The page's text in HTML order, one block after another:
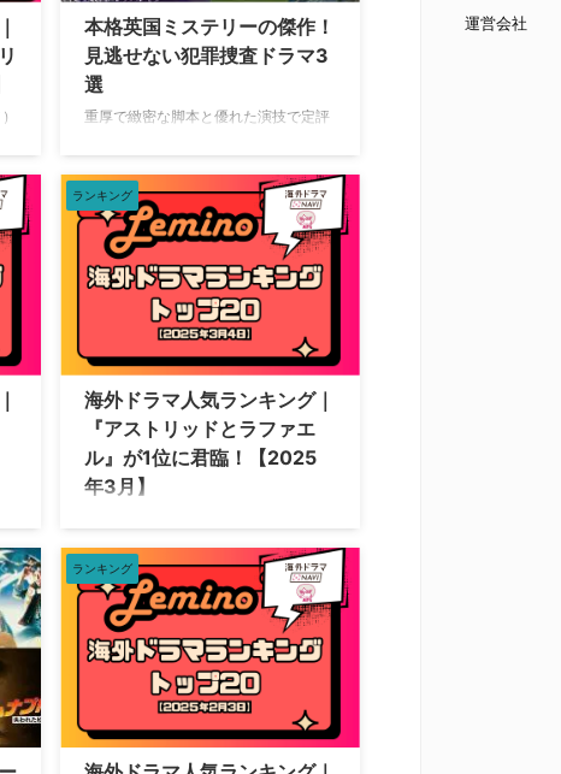
ン3 犯罪捜査官アナ・トラヴィス シー
ズン4 犯罪捜査官 …
本格英国ミステリーの傑作！
見逃せない犯罪捜査ドラマ3
選
重厚で緻密な脚本と優れた演技で定評
ップ。実在の事件をもとにした衝撃作
から、人気小説の映像化まで、それぞ
れ異なる魅力を持つ本格派サスペンス
を紹介しよう。 『犯罪捜査官 アナ・
トラヴィス』 人気ミステリー小説シリ
ーズを映像化した本格派犯罪ドラマ。
警察内部のリアルな描写と緻密な捜査
過程が見どころだ。 ロンドン警視庁に
ヴィスが、経験豊富な上司や同僚たち
と共に複雑な事件に挑む。男性中心の
警察組織で奮闘する女性 …
ランキング
海外ドラマ人気ランキング｜
『アストリッドとラファエ
ル』が1位に君臨！【2025
年3月】
をご紹介。 海外ドラマ人気ランキング
トップ20【2025年3月4日】 2025年3
月4日（火）時点で、Leminoで人気の
海外ドラマランキングトップ20は以下
の通り。 アストリッドとラファエル
文書係の事件録 シーズン1 THE FALL
警視ステラ・ギブソン シーズン1 THE
FALL 警視ステラ・ギブソン シーズン2
ロンドン警視庁犯罪ファイル THE
ランキング
運営会社